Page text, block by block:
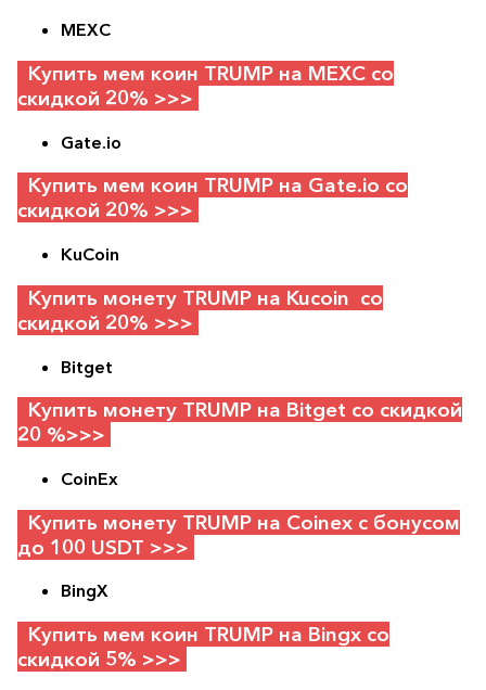
MEXC
Купить мем коин TRUMP на MEXC со
скидкой 20% >>>
Gate.io
Купить мем коин TRUMP на Gate.io со
скидкой 20% >>>
KuCoin
Купить монету TRUMP на Kucoin со
скидкой 20% >>>
Bitget
Купить монету TRUMP на Bitget со скидкой
20 %>>>
CoinEx
Купить монету TRUMP на Coinex с бонусом
до 100 USDT >>>
BingX
Купить мем коин TRUMP на Bingx со
скидкой 5% >>>